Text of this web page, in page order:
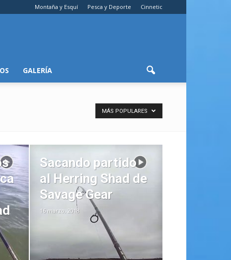
Montaña y Esquí Pesca y Deporte Cinnetic
GALERÍA
MÁS POPULARES
Sacando partido
al Herring Shad de
Savage Gear
16 marzo, 2018